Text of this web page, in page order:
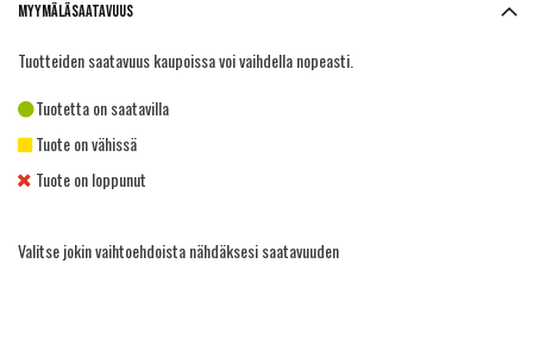
Myymäläsaatavuus
Tuotteiden saatavuus kaupoissa voi vaihdella nopeasti.
Tuotetta on saatavilla
Tuote on vähissä
Tuote on loppunut
Valitse jokin vaihtoehdoista nähdäksesi saatavuuden